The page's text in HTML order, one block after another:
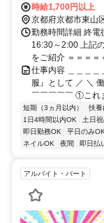
条駅から徒歩9分
時給1,700円以上
京都府京都市東山
勤務時間詳細 終電
16:30～2:00 上記
をご紹介 ＝＝＝
仕事内容 ＿＿＿＿
服』として ／ ＼
￣￣￣￣￣ ①これ
短期（3ヵ月以内） 扶養
1日4時間以内OK
土日
即日勤務OK
平日のみOK
ネイルOK
夜間 即日払
アルバイト・パート